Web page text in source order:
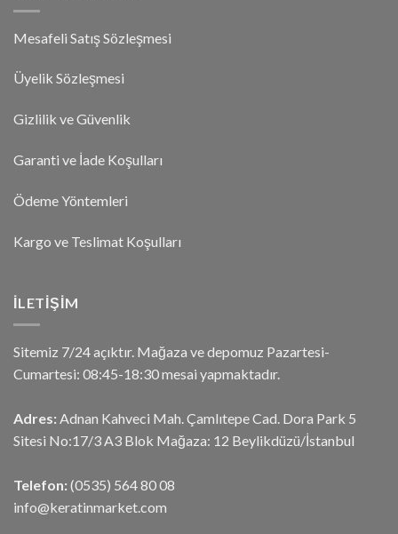
Mesafeli Satış Sözleşmesi
Üyelik Sözleşmesi
Gizlilik ve Güvenlik
Garanti ve İade Koşulları
Ödeme Yöntemleri
Kargo ve Teslimat Koşulları
İLETIŞIM
Sitemiz 7/24 açıktır. Mağaza ve depomuz Pazartesi-
Cumartesi: 08:45-18:30 mesai yapmaktadır.
Adres: Adnan Kahveci Mah. Çamlıtepe Cad. Dora Park 5
Sitesi No:17/3 A3 Blok Mağaza: 12 Beylikdüzü/İstanbul
Telefon: (0535) 564 80 08
info@keratinmarket.com